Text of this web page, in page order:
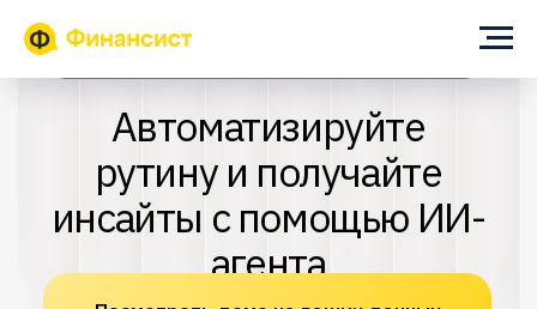
ИИ-помощник для собственника и финансового директора
Автоматизируйте
рутину и получайте
инсайты с помощью ИИ-
агента
Посмотреть демо на ваших данных